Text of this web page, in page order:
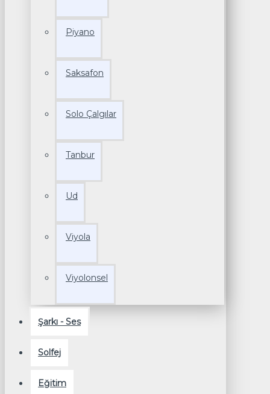
Piyano
Saksafon
Solo Çalgılar
Tanbur
Ud
Viyola
Viyolonsel
Şarkı - Ses
Solfej
Eğitim